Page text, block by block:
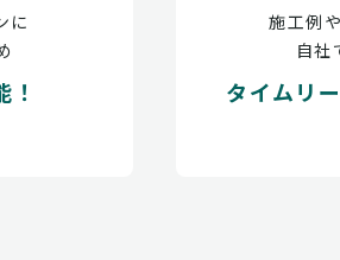
に
施工例
自社
タイムリ